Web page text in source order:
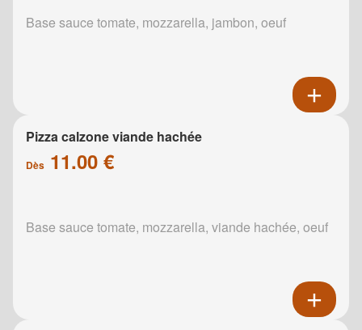
Base sauce tomate, mozzarella, jambon, oeuf
Pizza calzone viande hachée
Dès 11.00 €
Base sauce tomate, mozzarella, viande hachée, oeuf